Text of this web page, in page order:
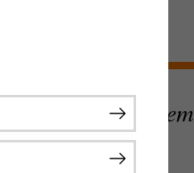
und dem